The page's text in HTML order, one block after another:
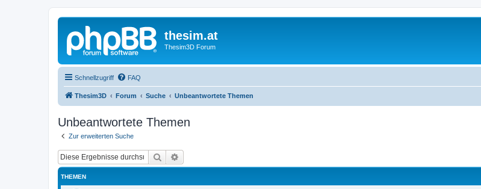
thesim.at
Thesim3D Forum
Schnellzugriff FAQ
Thesim3D Forum Suche Unbeantwortete Themen
Unbeantwortete Themen
Zur erweiterten Suche
Suche
THEMEN